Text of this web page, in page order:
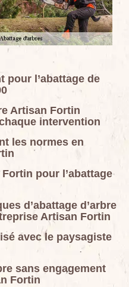
pour l’abattage de
Artisan Fortin
intervention
les normes en
pour l’abattage
d’abattage d’arbre
Artisan Fortin
avec le paysagiste
sans engagement
Fortin